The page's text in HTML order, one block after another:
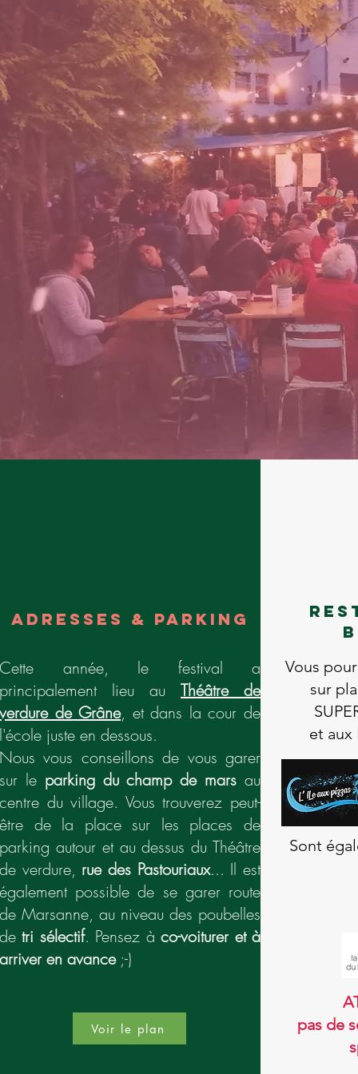
adresses & parking
Cette année, le festival a
principalement lieu au Théâtre de
verdure de Grâne, et dans la cour de
l'école juste en dessous.
Nous vous conseillons de vous garer
sur le parking du champ de marsau
centre du village. Vous trouverez peut-
être de la place sur les places de
parking autour et au dessus du Théâtre
de verdure, rue des Pastouriaux... Il est
également possible de se garer route
de Marsanne, au niveau des poubelles
detri sélectif. Pensez àco-voiturer et à
arriver en avance;-)
Voir le plan
Vous
sur
et aux
Sont
pas de